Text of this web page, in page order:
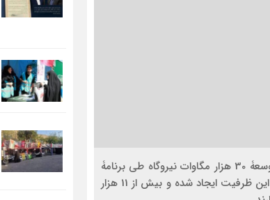
اقتصاد کلان : مدیر کل برنامه‌ریزی راهبردی و عملیاتی ساتبا، برنامۀ کشور را توسعۀ 30 هزار مگاوات نیروگاه طی برنامۀ
هفتم توسعه عنوان و خاطرنشان کرد: زیرساخت‌های حقوقی و اعتباری احداث این ظرفیت ایجاد شده و بیش از 11 هزار